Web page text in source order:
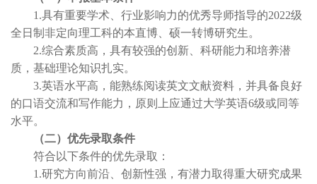
1.具有重要学术、行业影响力的优秀导师指导的2022级
全日制非定向理工科的本直博、硕一转博研究生。
2.综合素质高，具有较强的创新、科研能力和培养潜
质，基础理论知识扎实。
3.英语水平高，能熟练阅读英文文献资料，并具备良好
的口语交流和写作能力，原则上应通过大学英语6级或同等
水平。
（二）优先录取条件
符合以下条件的优先录取：
1.研究方向前沿、创新性强，有潜力取得重大研究成果